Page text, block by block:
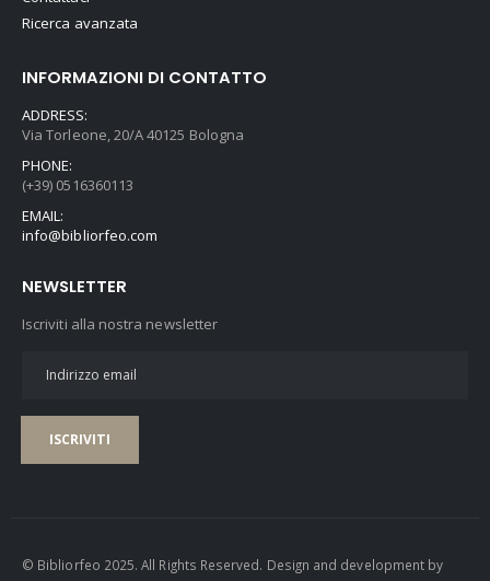
Ricerca avanzata
INFORMAZIONI DI CONTATTO
ADDRESS:
Via Torleone, 20/A 40125 Bologna
PHONE:
(+39) 0516360113
EMAIL:
info@bibliorfeo.com
NEWSLETTER
Iscriviti alla nostra newsletter
ISCRIVITI
© Bibliorfeo 2025. All Rights Reserved. Design and development by